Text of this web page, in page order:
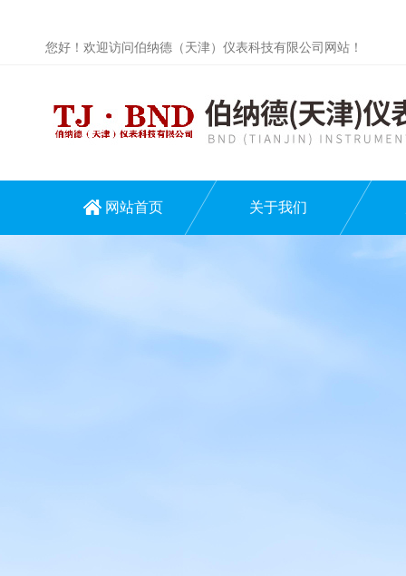
您好！欢迎访问伯纳德（天津）仪表科技有限公司网站！
网站首页 关于我们